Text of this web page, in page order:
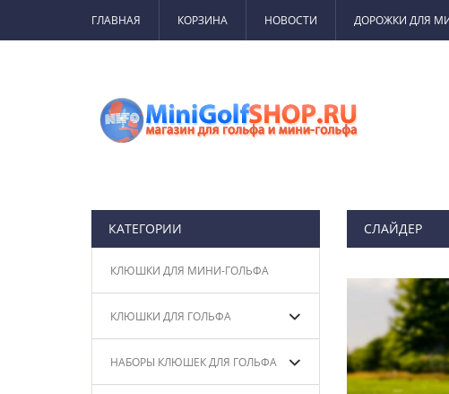
ГЛАВНАЯ КОРЗИНА НОВОСТИ ДОРОЖКИ ДЛЯ
КАТЕГОРИИ
КЛЮШКИ ДЛЯ МИНИ-ГОЛЬФА
КЛЮШКИ ДЛЯ ГОЛЬФА
НАБОРЫ КЛЮШЕК ДЛЯ ГОЛЬФА
СЛАЙДЕР